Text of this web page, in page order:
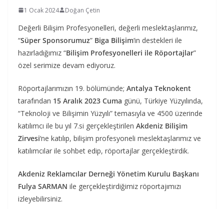
1 Ocak 2024 Doğan Çetin
Değerli Bilişim Profesyonelleri, değerli meslektaşlarımız,
“Süper Sponsorumuz” Biga Bilişim‘in destekleri ile
hazırladığımız “Bilişim Profesyonelleri ile Röportajlar”
özel serimize devam ediyoruz.
Röportajlarımızın 19. bölümünde; Antalya Teknokent
tarafından 15 Aralık 2023 Cuma günü, Türkiye Yüzyılında,
“Teknoloji ve Bilişimin Yüzyılı” temasıyla ve 4500 üzerinde
katılımcı ile bu yıl 7.si gerçekleştirilen Akdeniz Bilişim
Zirvesi‘ne katılıp, bilişim profesyoneli meslektaşlarımız ve
katılımcılar ile sohbet edip, röportajlar gerçekleştirdik.
Akdeniz Reklamcılar Derneği Yönetim Kurulu Başkanı
Fulya SARMAN ile gerçekleştirdiğimiz röportajımızı
izleyebilirsiniz.